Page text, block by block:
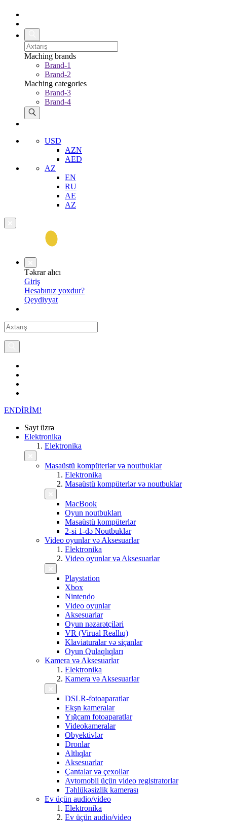
Maching brands
Brand-1
Brand-2
Maching categories
Brand-3
Brand-4
USD
AZN
AED
AZ
EN
RU
AE
AZ
Təkrar alıcı
Giriş
Hesabınız yoxdur?
Qeydiyyat
ENDİRİM!
Sayt üzrə
Elektronika
Elektronika
Masaüstü kompüterlər və noutbuklar
Elektronika
Masaüstü kompüterlər və noutbuklar
MacBook
Oyun noutbukları
Masaüstü kompüterlər
2-si 1-də Noutbuklar
Video oyunlar və Aksesuarlar
Elektronika
Video oyunlar və Aksesuarlar
Playstation
Xbox
Nintendo
Video oyunlar
Aksesuarlar
Oyun nəzarətçiləri
VR (Virual Reallıq)
Klaviaturalar və siçanlar
Oyun Qulaqlıqları
Kamera və Aksesuarlar
Elektronika
Kamera və Aksesuarlar
DSLR-fotoaparatlar
Ekşn kameralar
Yığcam fotoaparatlar
Videokameralar
Obyektivlər
Dronlar
Altlıqlar
Aksesuarlar
Çantalar və çexollar
Avtomobil üçün video registratorlar
Təhlükəsizlik kamerası
Ev üçün audio/video
Elektronika
Ev üçün audio/video